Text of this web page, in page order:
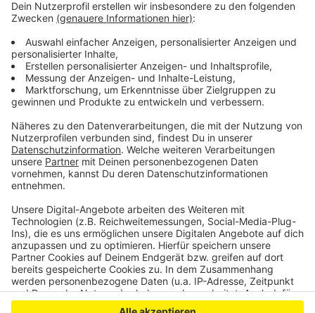
Anzeige
Evangelische Kirche in Leverkusen stellt sich neu auf
Insgesamt weniger Müll in Leverkusen
Leverkusener Zulassungsstelle hilft nach Cyber-
Angriff
Anzeige
Anzeige